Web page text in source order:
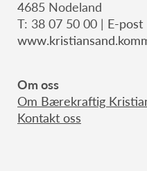
4685 Nodeland
T: 38 07 50 00 | E-post
Om oss
Om Bærekraftig
Kontakt oss